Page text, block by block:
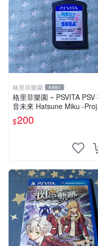
格里菲樂園 4491
格里菲樂園 ~ PSVITA PSV 初
音未來 Hatsune Miku -
t DIVA-F 2nd 日版
$200